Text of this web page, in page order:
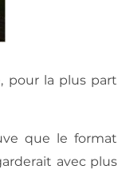
pour la plus part
que le format
avec plus